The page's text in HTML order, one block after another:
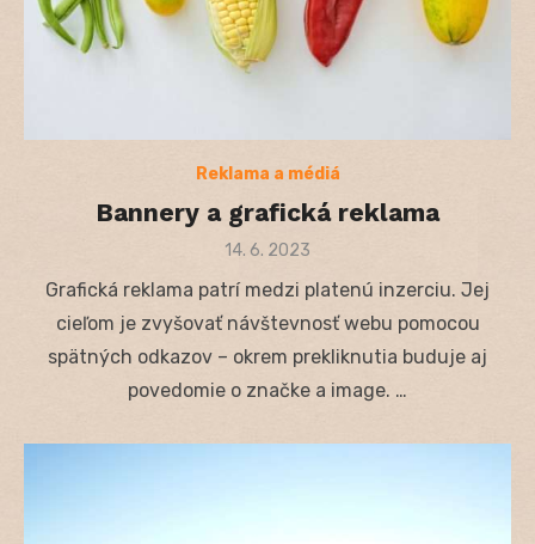
Reklama a médiá
Bannery a grafická reklama
Posted
14. 6. 2023
Grafická reklama patrí medzi platenú inzerciu. Jej
cieľom je zvyšovať návštevnosť webu pomocou
spätných odkazov – okrem prekliknutia buduje aj
povedomie o značke a image. …